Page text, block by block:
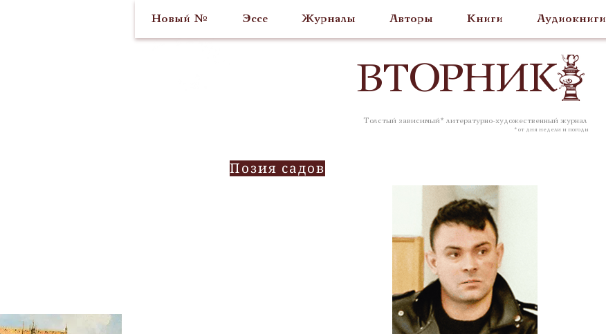
Новый № Эссе Журналы Авторы Книги Аудиокниги
ВТОРНИК
Толстый зависимый* литературно-художественный журнал
* от дня недели и погоды
Позия садов